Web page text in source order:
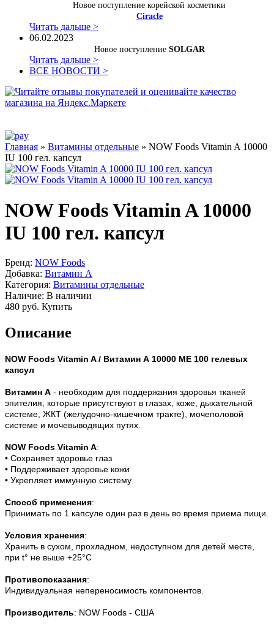
Новое поступление корейской косметики
Ciracle
Читать дальше >
06.02.2023
Новое поступление SOLGAR
Читать дальше >
ВСЕ НОВОСТИ >
Главная » Витамины отдельные » NOW Foods Vitamin A 10000
IU 100 гел. капсул
NOW Foods Vitamin A 10000
IU 100 гел. капсул
Бренд: NOW Foods
Добавка: Витамин A
Категория: Витамины отдельные
Наличие: В наличии
480 руб. Купить
Описание
NOW Foods Vitamin A / Витамин А 10000 МЕ 100 гелевых
капсул
Витамин А - необходим для поддержания здоровья тканей
эпителия, которые присутствуют в глазах, коже, дыхательной
системе, ЖКТ (желудочно-кишечном тракте), мочеполовой
системе и мочевыводящих путях.
NOW Foods Vitamin A:
• Сохраняет здоровье глаз
• Поддерживает здоровье кожи
• Укрепляет иммунную систему
Способ применения:
Принимать по 1 капсуле один раз в день во время приема пищи.
Условия хранения:
Хранить в сухом, прохладном, недоступном для детей месте,
при t° не выше +25°С
Противопоказания:
Индивидуальная непереносимость компонентов.
Производитель: NOW Foods - США